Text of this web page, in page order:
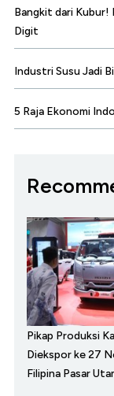
Bangkit dari Kubur!
Digit
Industri Susu Jadi
5 Raja Ekonomi
Pikap Produksi
Diekspor ke 27
Filipina Pasar